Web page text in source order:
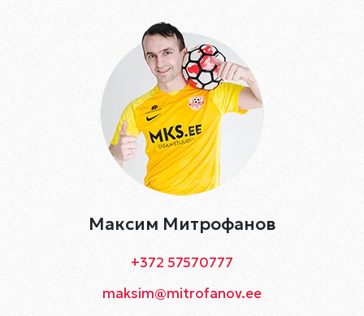
Максим Митрофанов
+372 57570777
maksim@mitrofanov.ee